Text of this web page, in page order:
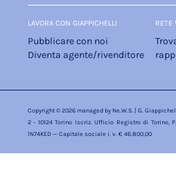
LAVORA CON GIAPPICHELLI
Pubblicare con noi
Diventa agente/rivenditore
RETE
Copyright © 2026 managed by Ne.W.S. | G.
2 - 10124 Torino Iscriz. Ufficio Registro di Torino,
1N74KED — Capitale sociale i. v. € 46.800,00